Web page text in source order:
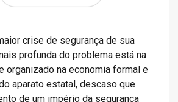
crise de segurança de sua
profunda do problema está na
organizado na economia formal e
aparato estatal, descaso que
de um império da segurança